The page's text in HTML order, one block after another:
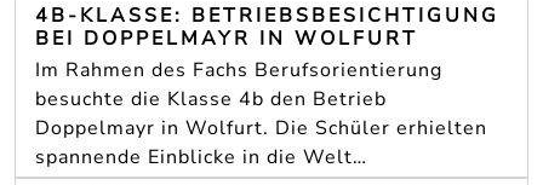
4B-KLASSE: BETRIEBSBESICHTIGUNG
BEI DOPPELMAYR IN WOLFURT
Im Rahmen des Fachs Berufsorientierung
besuchte die Klasse 4b den Betrieb
Doppelmayr in Wolfurt. Die Schüler erhielten
spannende Einblicke in die Welt…